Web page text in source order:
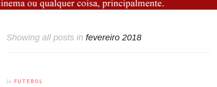
Showing all posts infevereiro 2018
In FUTEBOL